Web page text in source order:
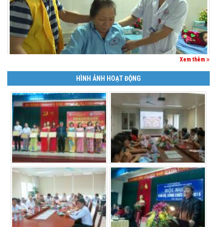
Xem thêm
HÌNH ẢNH HOẠT ĐỘNG